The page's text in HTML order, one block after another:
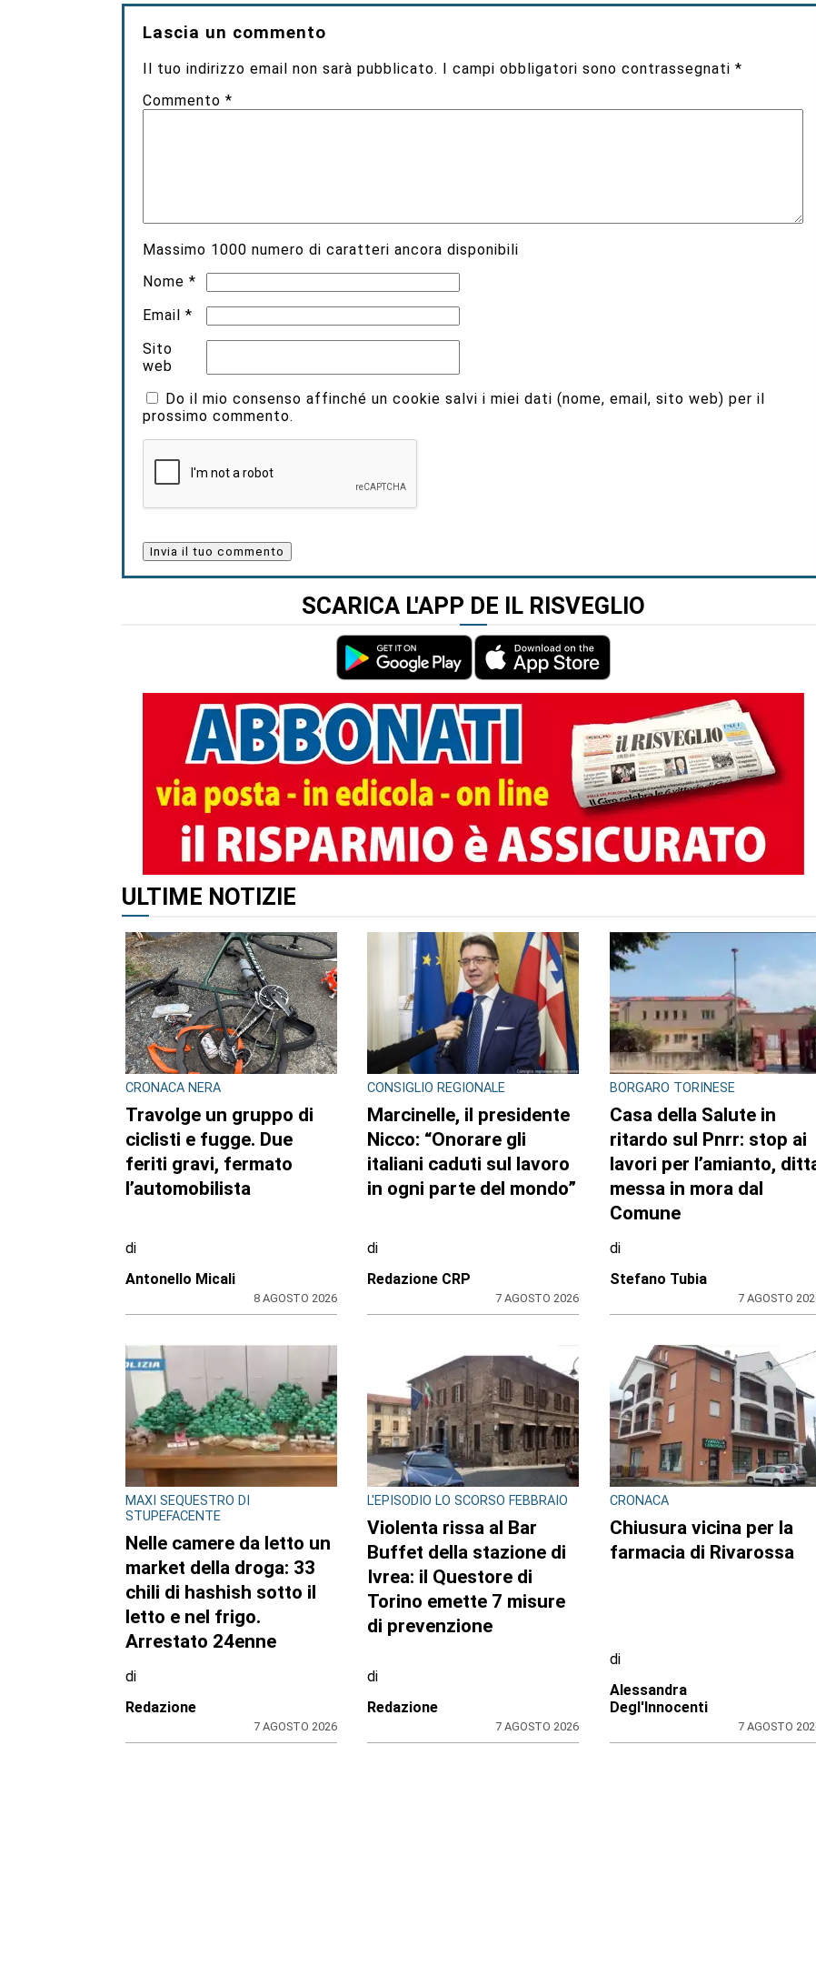
Lascia un commento
Il tuo indirizzo email non sarà pubblicato. I campi obbligatori sono contrassegnati*
Commento*
Massimo 1000 numero di caratteri ancora disponibili
Nome*
Email*
Sito
web
Do il mio consenso affinché un cookie salvi i miei dati (nome, email, sito web) per il
prossimo commento.
SCARICA L'APP DE IL RISVEGLIO
ALTRI ARTICOLI DI QUESTO AUTORE
CRONACA
Ciclisti travolti, i
carabinieri confermano
la lite con
drammatico fatto:
costituito
Redazione
CRONACA
Bimba a rischio e
degrado sulla
provinciale: la svolta.
portate in una località
7 AGOSTO 2026
CONTRASTO ALLO SPACCIO DI
Scaglia il monopattino
contro la volante e finge
di essere minorenne:
20enne con 30 dosi di
crack
Redazione
7 AGOSTO 2026
ULTIME NOTIZIE
CRONACA NERA
Travolge un gruppo di
feriti gravi, fermato
l’automobilista
Marcinelle, il presidente
italiani caduti sul lavoro
in ogni parte del mondo”
ritardo sul Pnrr: stop ai
lavori per l’amianto, ditta
messa in mora dal
Comune